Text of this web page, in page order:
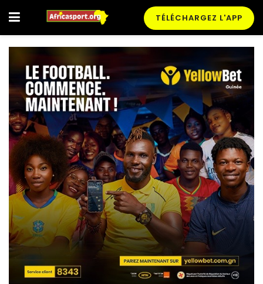
TÉLÉCHARGEZ L'APP